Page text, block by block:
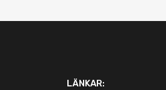
LÄNKAR: